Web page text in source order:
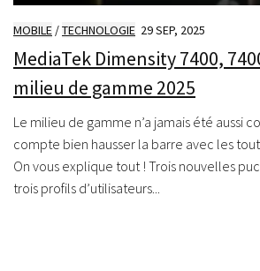
MOBILE /TECHNOLOGIE 29 SEP, 2025
MediaTek Dimensity 7400,
milieu de gamme 2025
Le milieu de gamme n’a jamais été aussi
compte bien hausser la barre avec les
On vous explique tout ! Trois nouvelles
trois profils d’utilisateurs...